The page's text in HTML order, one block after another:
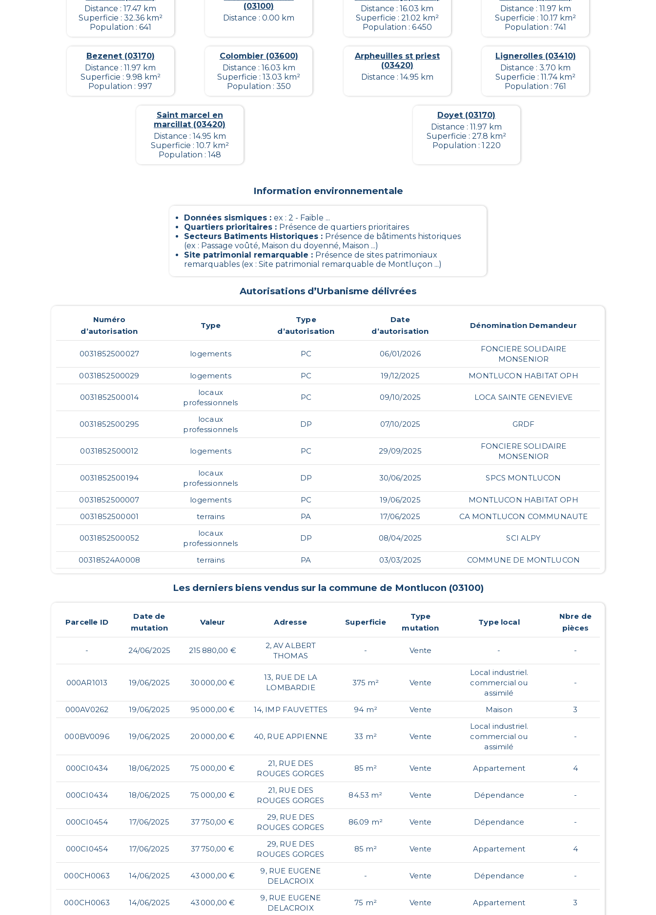
Distance : 17.47 km
Superficie : 32.36 km²
Population : 641
(03100)
Distance : 0.00 km
Distance : 16.03 km
Superficie : 21.02 km²
Population : 6 450
Distance : 11.97 km
Superficie : 10.17 km²
Population : 741
Bezenet (03170)
Distance : 11.97 km
Superficie : 9.98 km²
Population : 997
Colombier (03600)
Distance : 16.03 km
Superficie : 13.03 km²
Population : 350
Arpheuilles st priest
(03420)
Distance : 14.95 km
Lignerolles (03410)
Distance : 3.70 km
Superficie : 11.74 km²
Population : 761
Saint marcel en
marcillat (03420)
Distance : 14.95 km
Superficie : 10.7 km²
Population : 148
Doyet (03170)
Distance : 11.97 km
Superficie : 27.8 km²
Population : 1 220
Information environnementale
Données sismiques : ex : 2 - Faible ...
Quartiers prioritaires : Présence de quartiers prioritaires
Secteurs Batiments Historiques : Présence de bâtiments historiques
(ex : Passage voûté, Maison du doyenné, Maison ...)
Site patrimonial remarquable : Présence de sites patrimoniaux
remarquables (ex : Site patrimonial remarquable de Montluçon ...)
Autorisations d’Urbanisme délivrées
Numéro
d’autorisation
Type
Type
d’autorisation
Date
d’autorisation
Dénomination Demandeur
0031852500027 logements PC 06/01/2026
FONCIERE SOLIDAIRE
MONSENIOR
0031852500029
logements PC 19/12/2025 MONTLUCON HABITAT OPH
0031852500014
locaux
professionnels
PC 09/10/2025 LOCA SAINTE GENEVIEVE
0031852500295
locaux
professionnels
DP 07/10/2025 GRDF
0031852500012 logements PC 29/09/2025
FONCIERE SOLIDAIRE
MONSENIOR
0031852500194
locaux
professionnels
DP 30/06/2025 SPCS MONTLUCON
0031852500007 logements PC 19/06/2025
MONTLUCON HABITAT OPH
0031852500001
terrains PA 17/06/2025 CA MONTLUCON COMMUNAUTE
0031852500052
locaux
professionnels
DP 08/04/2025 SCI ALPY
00318524A0008 terrains PA 03/03/2025 COMMUNE DE MONTLUCON
Les derniers biens vendus sur la commune de Montlucon (03100)
Parcelle ID
Date de
mutation
Valeur Adresse Superficie
Type
mutation
Type local
Nbre de
pièces
- 24/06/2025 215 880,00 €
2, AV ALBERT
THOMAS
- Vente - -
000AR1013 19/06/2025 30 000,00 €
13, RUE DE LA
LOMBARDIE
375 m² Vente
Local industriel.
commercial ou
assimilé
-
000AV0262 19/06/2025 95 000,00 € 14, IMP FAUVETTES 94 m² Vente Maison 3
000BV0096 19/06/2025 20 000,00 € 40, RUE APPIENNE 33 m² Vente
Local industriel.
commercial ou
assimilé
-
000CI0434 18/06/2025 75 000,00 €
21, RUE DES
ROUGES GORGES
85 m² Vente Appartement 4
000CI0434 18/06/2025 75 000,00 €
21, RUE DES
ROUGES GORGES
84.53 m² Vente Dépendance -
000CI0454 17/06/2025 37 750,00 €
29, RUE DES
ROUGES GORGES
86.09 m² Vente Dépendance -
000CI0454 17/06/2025 37 750,00 €
29, RUE DES
ROUGES GORGES
85 m² Vente Appartement 4
000CH0063 14/06/2025 43 000,00 €
9, RUE EUGENE
DELACROIX
- Vente Dépendance -
000CH0063 14/06/2025 43 000,00 €
9, RUE EUGENE
DELACROIX
75 m² Vente Appartement 3